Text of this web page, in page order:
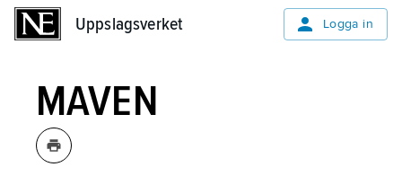
Uppslagsverket Logga in
MAVEN